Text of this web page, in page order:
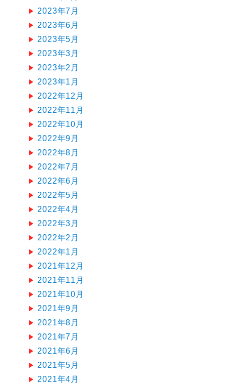
2023年7月
2023年6月
2023年5月
2023年3月
2023年2月
2023年1月
2022年12月
2022年11月
2022年10月
2022年9月
2022年8月
2022年7月
2022年6月
2022年5月
2022年4月
2022年3月
2022年2月
2022年1月
2021年12月
2021年11月
2021年10月
2021年9月
2021年8月
2021年7月
2021年6月
2021年5月
2021年4月